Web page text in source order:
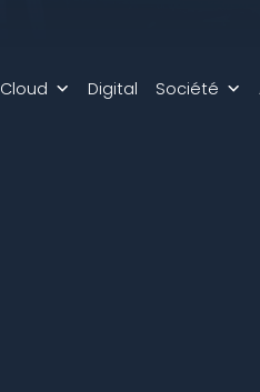
Cloud Digital Société